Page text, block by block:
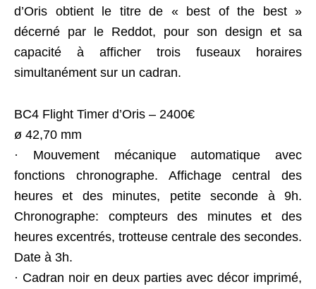
d’Oris obtient le titre de « best of the best »
décerné par le Reddot, pour son design et sa
capacité à afficher trois fuseaux horaires
simultanément sur un cadran.
BC4 Flight Timer d’Oris – 2400€
ø 42,70 mm
· Mouvement mécanique automatique avec
fonctions chronographe. Affichage central des
heures et des minutes, petite seconde à 9h.
Chronographe: compteurs des minutes et des
heures excentrés, trotteuse centrale des secondes.
Date à 3h.
· Cadran noir en deux parties avec décor imprimé,